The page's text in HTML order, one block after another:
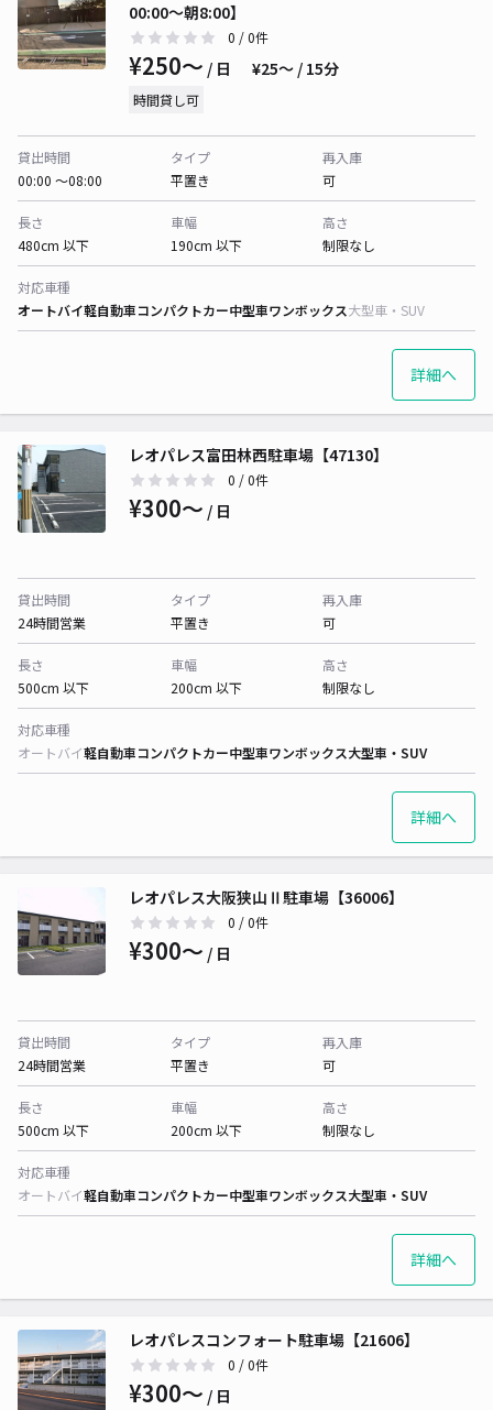
00:00～朝8:00】
0 / 0件
¥250〜 / 日 ¥25〜 / 15分
時間貸し可
貸出時間
00:00 〜08:00
タイプ
平置き
再入庫
可
長さ
480cm 以下
車幅
190cm 以下
高さ
制限なし
対応車種
オートバイ軽自動車コンパクトカー中型車ワンボックス大型車・SUV
詳細へ
レオパレス富田林西駐車場【47130】
0 / 0件
¥300〜 / 日
貸出時間
24時間営業
タイプ
平置き
再入庫
可
長さ
500cm 以下
車幅
200cm 以下
高さ
制限なし
対応車種
オートバイ軽自動車コンパクトカー中型車ワンボックス大型車・SUV
詳細へ
レオパレス大阪狭山Ⅱ駐車場【36006】
0 / 0件
¥300〜 / 日
貸出時間
24時間営業
タイプ
平置き
再入庫
可
長さ
500cm 以下
車幅
200cm 以下
高さ
制限なし
対応車種
オートバイ軽自動車コンパクトカー中型車ワンボックス大型車・SUV
詳細へ
レオパレスコンフォート駐車場【21606】
0 / 0件
¥300〜 / 日